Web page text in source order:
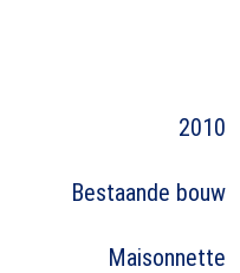
2010
Bestaande bouw
Maisonnette